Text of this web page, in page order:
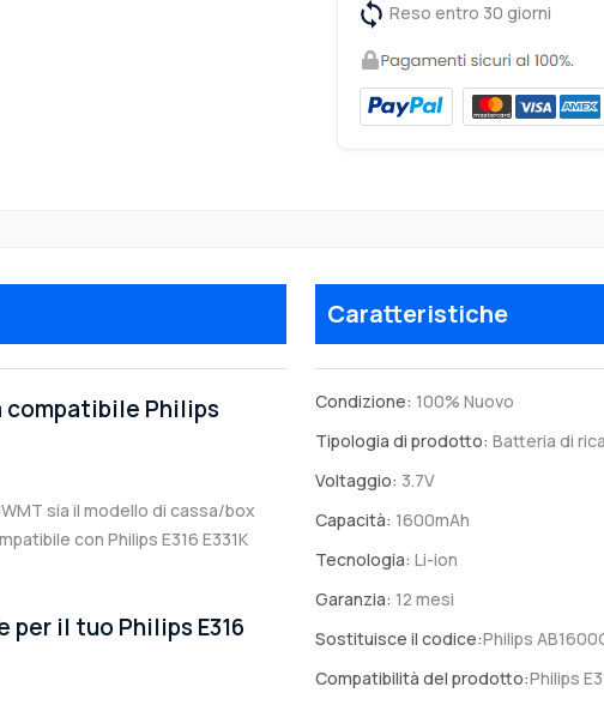
Reso entro 30 giorni
Philips
sia il modello di cassa/box
con Philips E316 E331K
il tuo Philips E316
Caratteristiche
Condizione: 100% Nuovo
Tipologia di prodotto: Batteria di
Voltaggio: 3.7V
Capacità: 1600mAh
Tecnologia: Li-ion
Garanzia: 12 mesi
Sostituisce il codice:Philips
Compatibilità del prodotto:Philips